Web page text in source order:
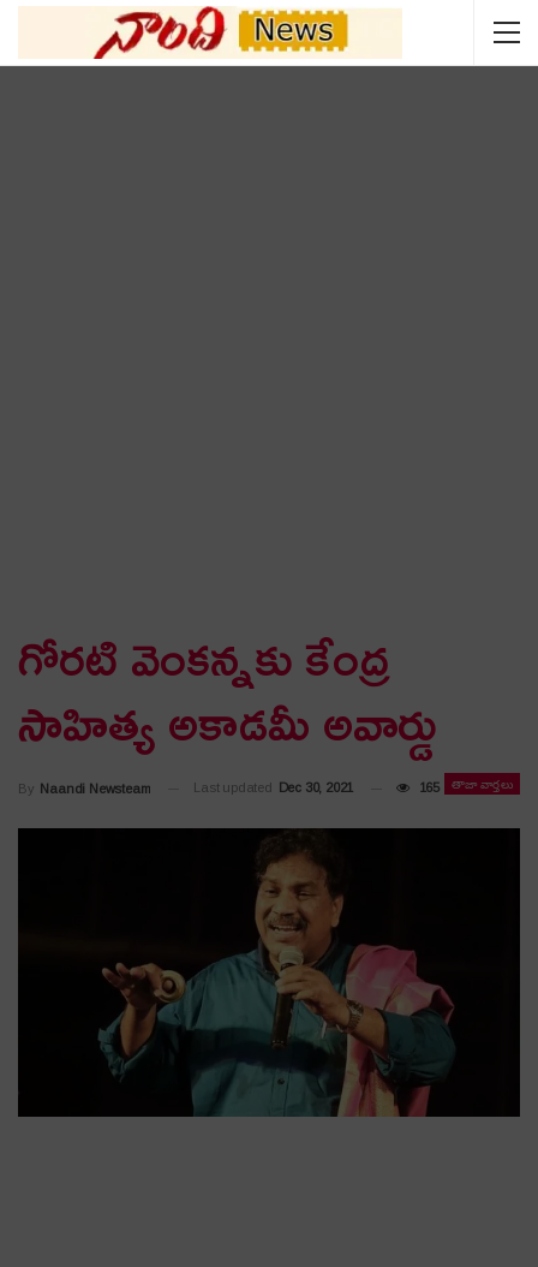
గోరటి వెంకన్నకు కేంద్ర
సాహిత్య అకాడమీ అవార్డు
తాజా వార్తలు
By Naandi Newsteam Last updated Dec 30, 2021 165